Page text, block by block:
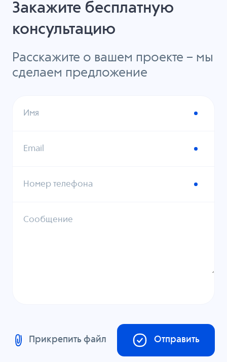
Закажите бесплатную
консультацию
Расскажите о вашем проекте – мы
сделаем предложение
Имя
Email
Номер телефона
Сообщение
Прикрепить файл Отправить